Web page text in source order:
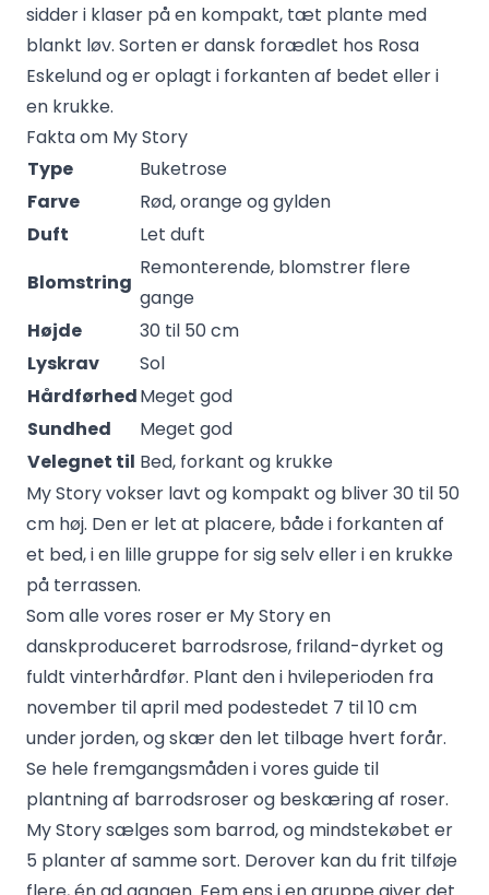
sidder i klaser på en kompakt, tæt plante med
blankt løv. Sorten er dansk forædlet hos Rosa
Eskelund og er oplagt i forkanten af bedet eller i
en krukke.
Fakta om My Story
Type
Buketrose
Farve
Rød, orange og gylden
Duft
Let duft
Blomstring
Remonterende, blomstrer flere
gange
Højde
30 til 50 cm
Lyskrav
Sol
HårdførhedMeget god
Sundhed
Meget god
Velegnet til Bed, forkant og krukke
My Story vokser lavt og kompakt og bliver 30 til 50
cm høj. Den er let at placere, både i forkanten af
et bed, i en lille gruppe for sig selv eller i en krukke
på terrassen.
Som alle vores roser er My Story en
danskproduceret barrodsrose, friland-dyrket og
fuldt vinterhårdfør. Plant den i hvileperioden fra
november til april med podestedet 7 til 10 cm
under jorden, og skær den let tilbage hvert forår.
Se hele fremgangsmåden i vores guide til
plantning af barrodsroserog beskæring af roser.
My Story sælges som barrod, og mindstekøbet er
5 planter af samme sort. Derover kan du frit tilføje